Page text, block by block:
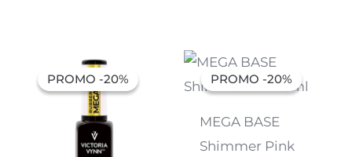
PROMO -20%
PROMO -20%
preço
original
O
preço
atual
6,37 €.
PROMO -20%
PROMO -20%
MEGA BASE
Shimmer Pink
O
preço
original
7,97 €.
O
preço
atual
6,37 €.